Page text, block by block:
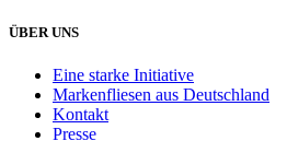
ÜBER UNS
Eine starke Initiative
Markenfliesen aus Deutschland
Kontakt
Presse